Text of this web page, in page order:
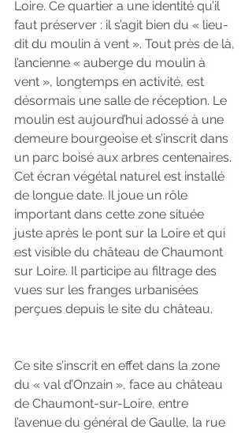
Loire. Ce quartier a une identité qu’il
faut préserver : il s’agit bien du « lieu-
dit du moulin à vent ». Tout près de là,
l’ancienne « auberge du moulin à
vent », longtemps en activité, est
désormais une salle de réception. Le
moulin est aujourd’hui adossé à une
demeure bourgeoise et s’inscrit dans
un parc boisé aux arbres centenaires.
Cet écran végétal naturel est installé
de longue date. Il joue un rôle
important dans cette zone située
juste après le pont sur la Loire et qui
est visible du château de Chaumont
sur Loire. Il participe au filtrage des
vues sur les franges urbanisées
perçues depuis le site du château.
Ce site s’inscrit en effet dans la zone
du « val d’Onzain », face au château
de Chaumont-sur-Loire, entre
l’avenue du général de Gaulle, la rue